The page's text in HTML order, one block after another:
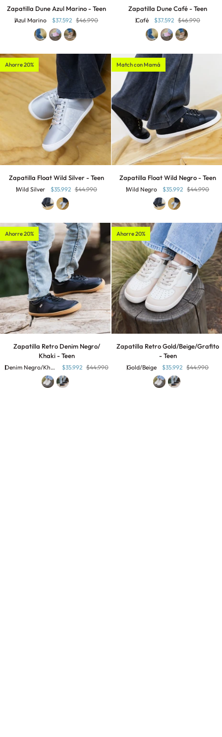
Zapatilla
Dune
Azul
Zapatilla Dune Azul Marino - Teen
Azul Marino $37.592 $46.990
Dune
Zapatilla Dune Café - Teen
Café $37.592 $46.990
Ahorre 20%
Float
Wild
Zapatilla Float Wild Silver - Teen
Wild Silver $35.992 $44.990
Match con Mamá
Float
Wild
Zapatilla Float Wild Negro - Teen
Wild Negro $35.992 $44.990
Ahorre 20%
Retro
Negro/
Zapatilla Retro Denim Negro/
Khaki - Teen
Denim Negro/Khaki $35.992 $44.990
Ahorre 20%
Zapatilla
Retro
Gold/Beige/Grafito
Zapatilla Retro Gold/Beige/Grafito
- Teen
Gold/Beige $35.992 $44.990